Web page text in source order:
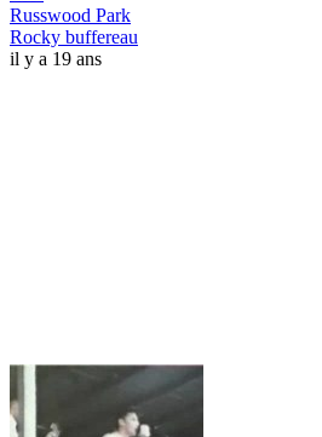
Russwood Park
Rocky buffereau
il y a 19 ans